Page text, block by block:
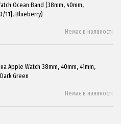
Ocean Band (38mm, 40mm,
11], Blueberry)
Немає в наявності
Apple Watch 38mm, 40mm, 41mm,
Green
Немає в наявності